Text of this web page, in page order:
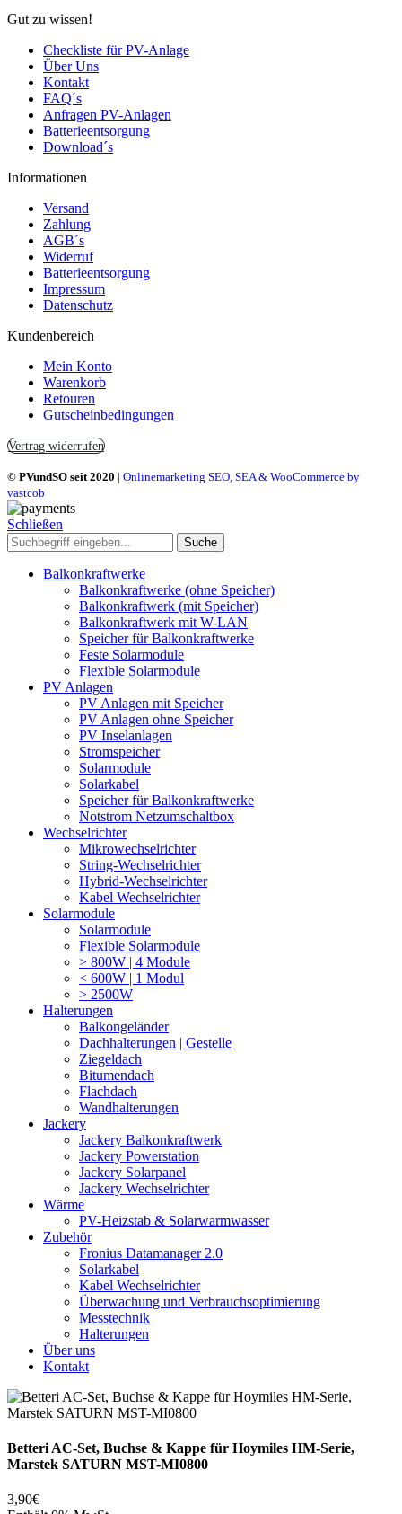
Gut zu wissen!
Checkliste für PV-Anlage
Über Uns
Kontakt
FAQ´s
Anfragen PV-Anlagen
Batterieentsorgung
Download´s
Informationen
Versand
Zahlung
AGB´s
Widerruf
Batterieentsorgung
Impressum
Datenschutz
Kundenbereich
Mein Konto
Warenkorb
Retouren
Gutscheinbedingungen
Vertrag widerrufen
© PVundSO seit 2020 | Onlinemarketing SEO, SEA & WooCommerce by
vastcob
Schließen
Suche
Balkonkraftwerke
Balkonkraftwerke (ohne Speicher)
Balkonkraftwerk (mit Speicher)
Balkonkraftwerk mit W-LAN
Speicher für Balkonkraftwerke
Feste Solarmodule
Flexible Solarmodule
PV Anlagen
PV Anlagen mit Speicher
PV Anlagen ohne Speicher
PV Inselanlagen
Stromspeicher
Solarmodule
Solarkabel
Speicher für Balkonkraftwerke
Notstrom Netzumschaltbox
Wechselrichter
Mikrowechselrichter
String-Wechselrichter
Hybrid-Wechselrichter
Kabel Wechselrichter
Solarmodule
Solarmodule
Flexible Solarmodule
> 800W | 4 Module
< 600W | 1 Modul
> 2500W
Halterungen
Balkongeländer
Dachhalterungen | Gestelle
Ziegeldach
Bitumendach
Flachdach
Wandhalterungen
Jackery
Jackery Balkonkraftwerk
Jackery Powerstation
Jackery Solarpanel
Jackery Wechselrichter
Wärme
PV-Heizstab & Solarwarmwasser
Zubehör
Fronius Datamanager 2.0
Solarkabel
Kabel Wechselrichter
Überwachung und Verbrauchsoptimierung
Messtechnik
Halterungen
Über uns
Kontakt
Betteri AC-Set, Buchse & Kappe für Hoymiles HM-Serie,
Marstek SATURN MST-MI0800
3,90€